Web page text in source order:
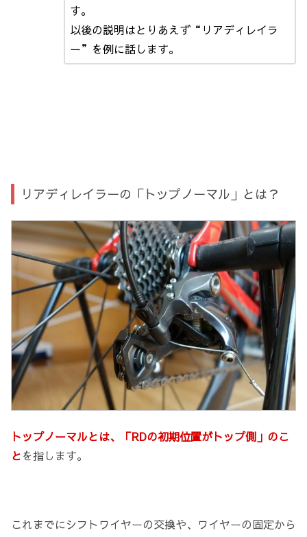
す。
以後の説明はとりあえず“リアディレイラ
ー”を例に話します。
リアディレイラーの「トップノーマル」とは？
トップノーマルとは、「RDの初期位置がトップ側」のこ
とを指します。
これまでにシフトワイヤーの交換や、ワイヤーの固定から